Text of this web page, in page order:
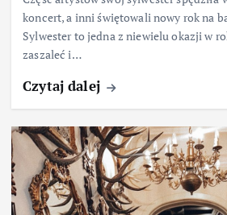
koncert, a inni świętowali nowy rok na
Sylwester to jedna z niewielu okazji w
zaszaleć i…
Czytaj dalej